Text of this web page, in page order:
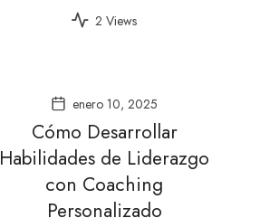
2 Views
enero 10, 2025
Cómo Desarrollar
Habilidades de Liderazgo
con Coaching
Personalizado